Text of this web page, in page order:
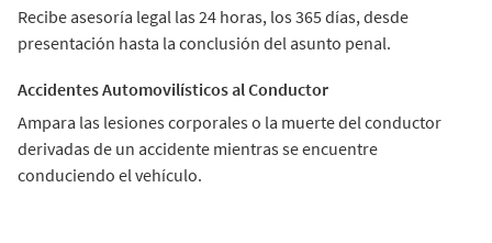
Recibe asesoría legal las 24 horas, los 365 días, desde
presentación hasta la conclusión del asunto penal.
Accidentes Automovilísticos al Conductor
Ampara las lesiones corporales o la muerte del conductor
derivadas de un accidente mientras se encuentre
conduciendo el vehículo.